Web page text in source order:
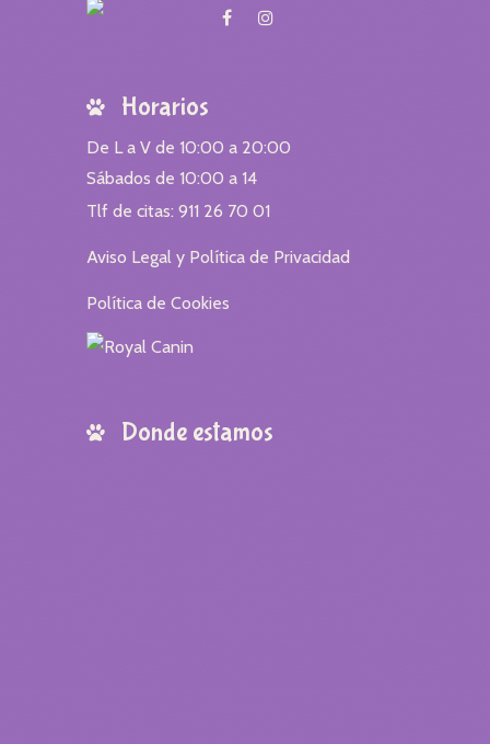
Horarios
De L a V de 10:00 a 20:00
Sábados de 10:00 a 14
Tlf de citas: 911 26 70 01
Aviso Legal y Política de Privacidad
Política de Cookies
Donde estamos